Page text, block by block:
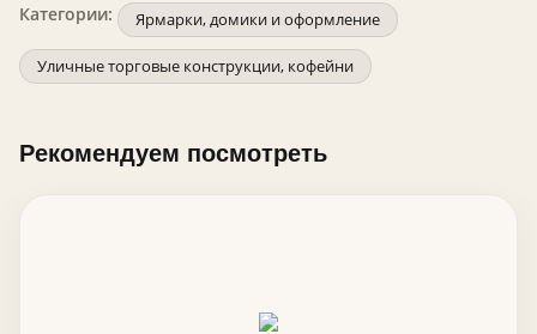
Категории: Ярмарки, домики и оформление
Уличные торговые конструкции, кофейни
Рекомендуем посмотреть